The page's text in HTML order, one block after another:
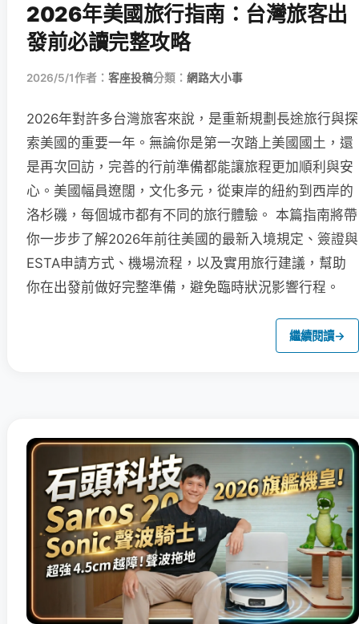
2026年美國旅行指南：台灣旅客出
發前必讀完整攻略
2026/5/1作者： 客座投稿分類： 網路大小事
2026年對許多台灣旅客來說，是重新規劃長途旅行與探
索美國的重要一年。無論你是第一次踏上美國國土，還
是再次回訪，完善的行前準備都能讓旅程更加順利與安
心。美國幅員遼闊，文化多元，從東岸的紐約到西岸的
洛杉磯，每個城市都有不同的旅行體驗。 本篇指南將帶
你一步步了解2026年前往美國的最新入境規定、簽證與
ESTA申請方式、機場流程，以及實用旅行建議，幫助
你在出發前做好完整準備，避免臨時狀況影響行程。
繼續閱讀→